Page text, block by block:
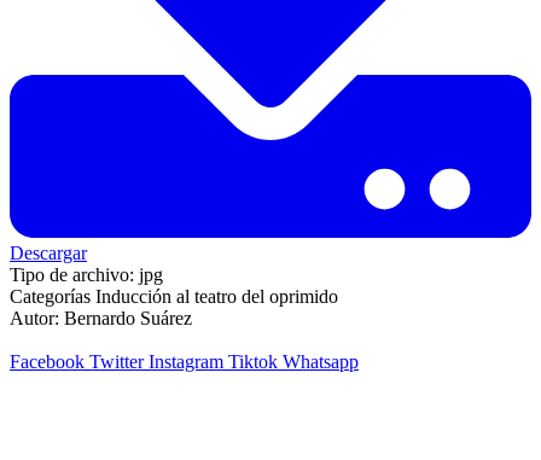
Descargar
Tipo de archivo: jpg
Categorías Inducción al teatro del oprimido
Autor: Bernardo Suárez
Facebook Twitter Instagram Tiktok Whatsapp